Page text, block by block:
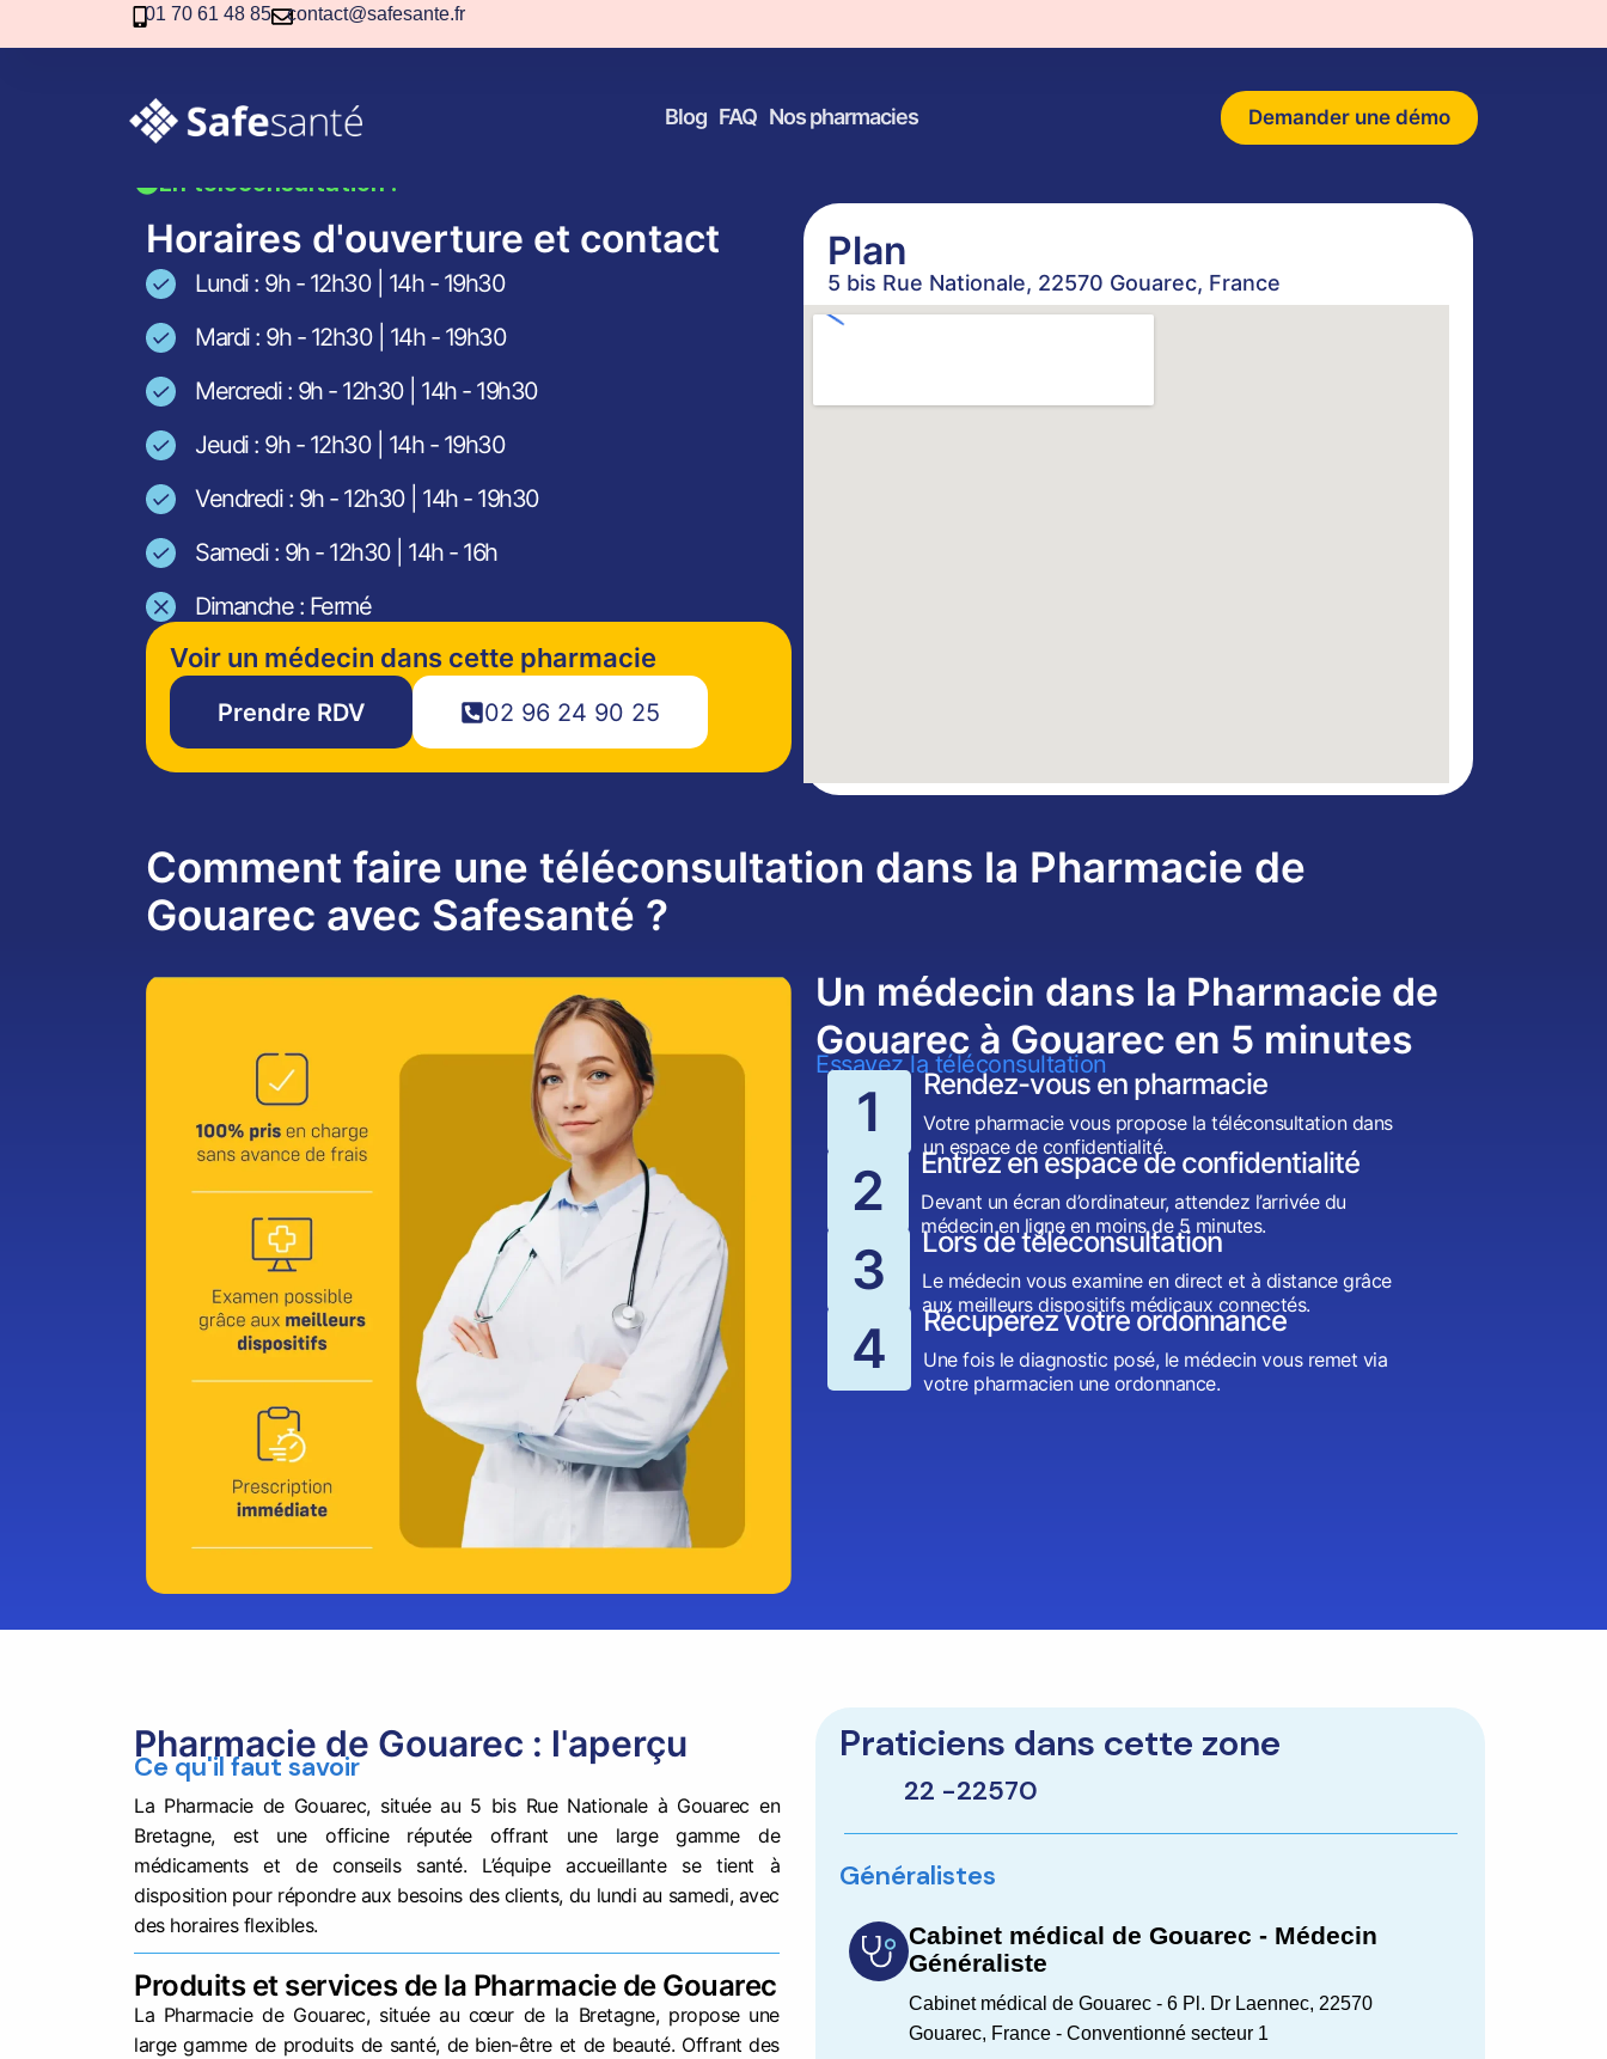
01 70 61 48 85 contact@safesante.fr
Blog FAQ Nos pharmacies Demander une démo
Pharmacie de Gouarec à Gouarec
En téléconsultation !
Plan
5 bis Rue Nationale, 22570 Gouarec, France
Horaires d'ouverture et contact
Lundi : 9h - 12h30 | 14h - 19h30
Mardi : 9h - 12h30 | 14h - 19h30
Mercredi : 9h - 12h30 | 14h - 19h30
Jeudi : 9h - 12h30 | 14h - 19h30
Vendredi : 9h - 12h30 | 14h - 19h30
Samedi : 9h - 12h30 | 14h - 16h
Dimanche : Fermé
Voir un médecin dans cette pharmacie
Prendre RDV 02 96 24 90 25
Comment faire une téléconsultation dans la Pharmacie de
Gouarec avec Safesanté ?
Un médecin dans la Pharmacie de
Gouarec à Gouarec en 5 minutes
Essayez la téléconsultation
1 Rendez-vous en pharmacie
Votre pharmacie vous propose la téléconsultation dans
un espace de confidentialité.
2 Entrez en espace de confidentialité
Devant un écran d’ordinateur, attendez l’arrivée du
médecin en ligne en moins de 5 minutes.
3 Lors de téléconsultation
Le médecin vous examine en direct et à distance grâce
aux meilleurs dispositifs médicaux connectés.
4 Récupérez votre ordonnance
Une fois le diagnostic posé, le médecin vous remet via
votre pharmacien une ordonnance.
Pharmacie de Gouarec : l'aperçu
Ce qu'il faut savoir
La Pharmacie de Gouarec, située au 5 bis Rue Nationale à Gouarec en
Bretagne, est une officine réputée offrant une large gamme de
médicaments et de conseils santé. L’équipe accueillante se tient à
disposition pour répondre aux besoins des clients, du lundi au samedi, avec
des horaires flexibles.
Produits et services de la Pharmacie de Gouarec
La Pharmacie de Gouarec, située au cœur de la Bretagne, propose une
large gamme de produits de santé, de bien-être et de beauté. Offrant des
Praticiens dans cette zone
22 -22570
Généralistes
Cabinet médical de Gouarec - Médecin
Généraliste
Cabinet médical de Gouarec - 6 Pl. Dr Laennec, 22570
Gouarec, France - Conventionné secteur 1